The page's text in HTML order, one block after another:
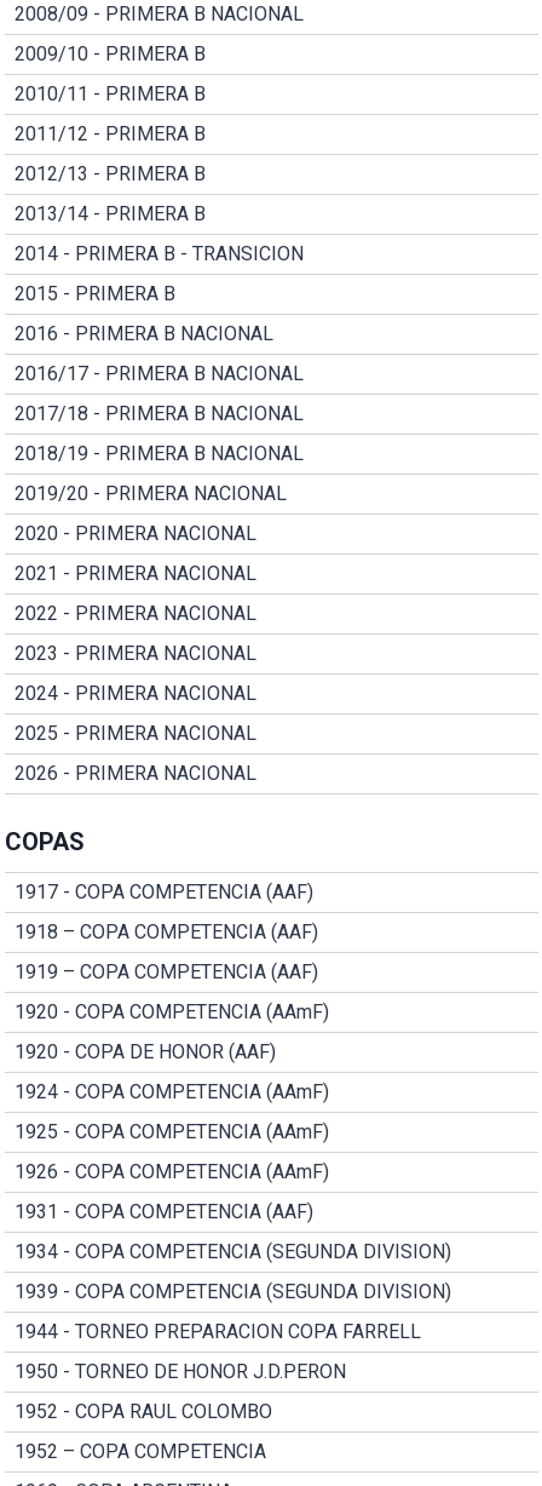
2008/09 - PRIMERA B NACIONAL
2009/10 - PRIMERA B
2010/11 - PRIMERA B
2011/12 - PRIMERA B
2012/13 - PRIMERA B
2013/14 - PRIMERA B
2014 - PRIMERA B - TRANSICION
2015 - PRIMERA B
2016 - PRIMERA B NACIONAL
2016/17 - PRIMERA B NACIONAL
2017/18 - PRIMERA B NACIONAL
2018/19 - PRIMERA B NACIONAL
2019/20 - PRIMERA NACIONAL
2020 - PRIMERA NACIONAL
2021 - PRIMERA NACIONAL
2022 - PRIMERA NACIONAL
2023 - PRIMERA NACIONAL
2024 - PRIMERA NACIONAL
2025 - PRIMERA NACIONAL
2026 - PRIMERA NACIONAL
COPAS
1917 - COPA COMPETENCIA (AAF)
1918 – COPA COMPETENCIA (AAF)
1919 – COPA COMPETENCIA (AAF)
1920 - COPA COMPETENCIA (AAmF)
1920 - COPA DE HONOR (AAF)
1924 - COPA COMPETENCIA (AAmF)
1925 - COPA COMPETENCIA (AAmF)
1926 - COPA COMPETENCIA (AAmF)
1931 - COPA COMPETENCIA (AAF)
1934 - COPA COMPETENCIA (SEGUNDA DIVISION)
1939 - COPA COMPETENCIA (SEGUNDA DIVISION)
1944 - TORNEO PREPARACION COPA FARRELL
1950 - TORNEO DE HONOR J.D.PERON
1952 - COPA RAUL COLOMBO
1952 – COPA COMPETENCIA